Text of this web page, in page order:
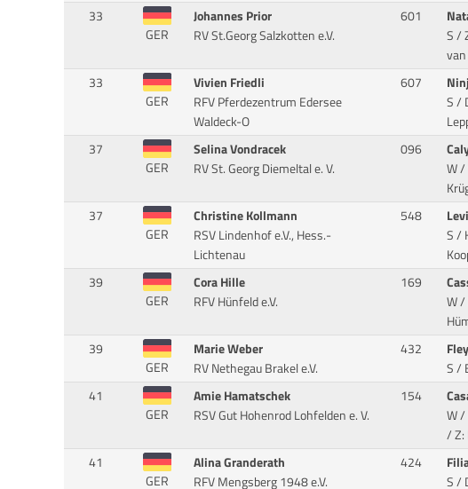
33
GER
Johannes Prior
RV St.Georg Salzkotten e.V.
601
S /
33
GER
Vivien Friedli
RFV Pferdezentrum Edersee
Waldeck-O
607
S /
37
GER
Selina Vondracek
RV St. Georg Diemeltal e. V.
096
W
37
GER
Christine Kollmann
RSV Lindenhof e.V., Hess.-
Lichtenau
548
S /
39
GER
Cora Hille
RFV Hünfeld e.V.
169
W
39
GER
Marie Weber
RV Nethegau Brakel e.V.
432
S /
41
GER
Amie Hamatschek
RSV Gut Hohenrod Lohfelden e. V.
154
W
/ Z:
41
GER
Alina Granderath
RFV Mengsberg 1948 e.V.
424
S /